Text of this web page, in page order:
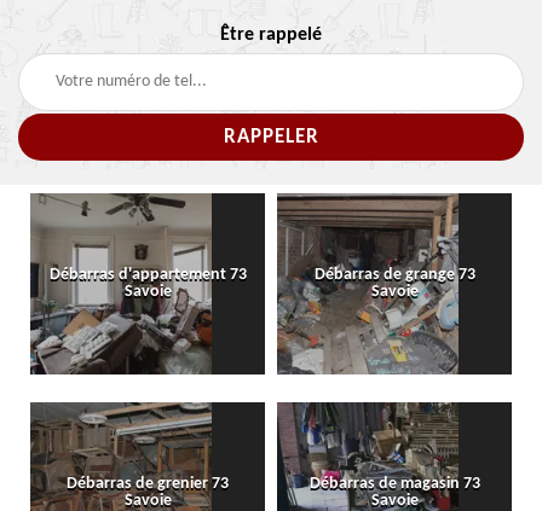
Être rappelé
Débarras d'appartement 73
Savoie
Débarras de grange 73
Savoie
Débarras de grenier 73
Savoie
Débarras de magasin 73
Savoie